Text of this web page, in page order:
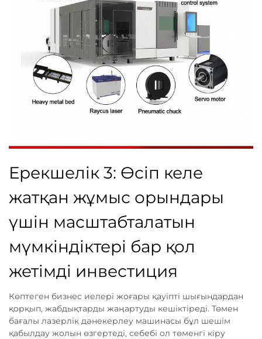
Ерекшелік 3: Өсіп келе
жатқан жұмыс орындары
үшін масштабталатын
мүмкіндіктері бар қол
жетімді инвестиция
Көптеген бизнес иелері жоғары қауіпті шығындардан
қорқып, жабдықтарды жаңартуды кешіктіреді. Төмен
бағалы лазерлік дәнекерлеу машинасы бұл шешім
қабылдау жолын өзгертеді, себебі ол төменгі кіру